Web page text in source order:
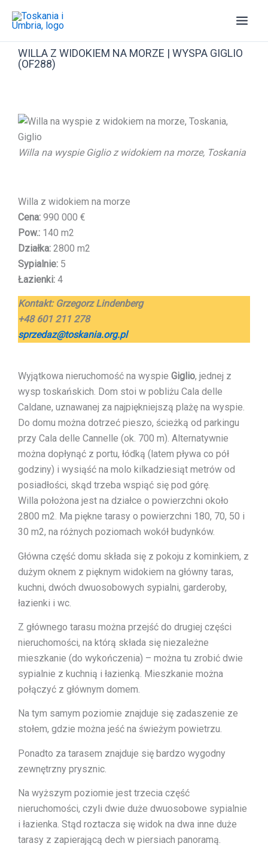
WILLA Z WIDOKIEM NA MORZE | WYSPA GIGLIO
(OF288)
Willa na wyspie Giglio z widokiem na morze, Toskania
Willa z widokiem na morze
Cena: 990 000 €
Pow.: 140 m2
Działka: 2800 m2
Sypialnie: 5
Łazienki: 4
Kontakt: Grzegorz Lindenberg
+48 601 211 278
sprzedaz@toskania.org.pl
Wyjątkowa nieruchomość na wyspie Giglio, jednej z
wysp toskańskich. Dom stoi w pobliżu Cala delle
Caldane, uznawanej za najpiękniejszą plażę na wyspie.
Do domu można dotrzeć pieszo, ścieżką od parkingu
przy Cala delle Cannelle (ok. 700 m). Alternatywnie
można dopłynąć z portu, łódką (latem pływa co pół
godziny) i wysiąść na molo kilkadziesiąt metrów od
posiadłości, skąd trzeba wspiąć się pod górę.
Willa położona jest na działce o powierzchni około
2800 m2. Ma piękne tarasy o powierzchni 180, 70, 50 i
30 m2, na różnych poziomach wokół budynków.
Główna część domu składa się z pokoju z kominkiem, z
dużym oknem z pięknym widokiem na główny taras,
kuchni, dwóch dwuosobowych sypialni, garderoby,
łazienki i wc.
Z głównego tarasu można przejść do drugiej części
nieruchomości, na którą składa się niezależne
mieszkanie (do wykończenia) – można tu zrobić dwie
sypialnie z kuchnią i łazienką. Mieszkanie można
połączyć z głównym domem.
Na tym samym poziomie znajduje się zadaszenie ze
stołem, gdzie można jeść na świeżym powietrzu.
Ponadto za tarasem znajduje się bardzo wygodny
zewnętrzny prysznic.
Na wyższym poziomie jest trzecia część
nieruchomości, czyli dwie duże dwuosobowe sypialnie
i łazienka. Stąd roztacza się widok na dwa inne duże
tarasy z zapierającą dech w piersiach panoramą.